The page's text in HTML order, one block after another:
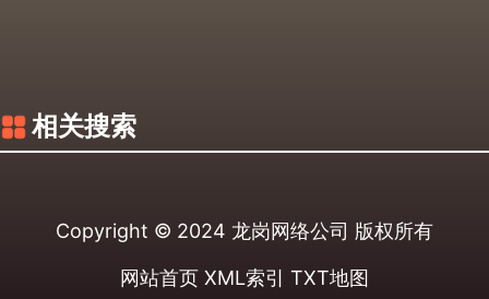
相关搜索
Copyright © 2024 龙岗网络公司 版权所有
网站首页 XML索引 TXT地图